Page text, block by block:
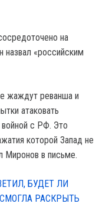
на
назвал «российским
жаждут реванша и
атаковать
войной с РФ. Это
которой Запад не
Миронов в письме.
БУДЕТ ЛИ
РАСКРЫТЬ